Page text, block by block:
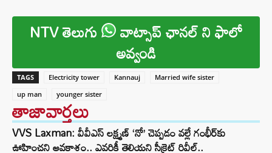
NTV తెలుగు వాట్సాప్ ఛానల్ ని ఫాలో
అవ్వండి
TAGS Electricity tower Kannauj
Married wife sister
up man
younger sister
తాజావార్తలు
VVS Laxman: వీవీఎస్ లక్ష్మణ్ ‘నో’ చెప్పడం వల్లే గంభీర్‌కు
ఊహించని అవకాశం.. ఎవరికీ తెలియని సీక్రెట్ రివీల్..